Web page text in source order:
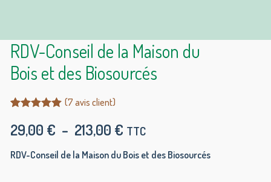
RDV-Conseil de la Maison du
Bois et des Biosourcés
sur 5 basé
sur
client
(7 avis client)
29,00 € – 213,00 € TTC
RDV-Conseil de la Maison du Bois et des Biosourcés